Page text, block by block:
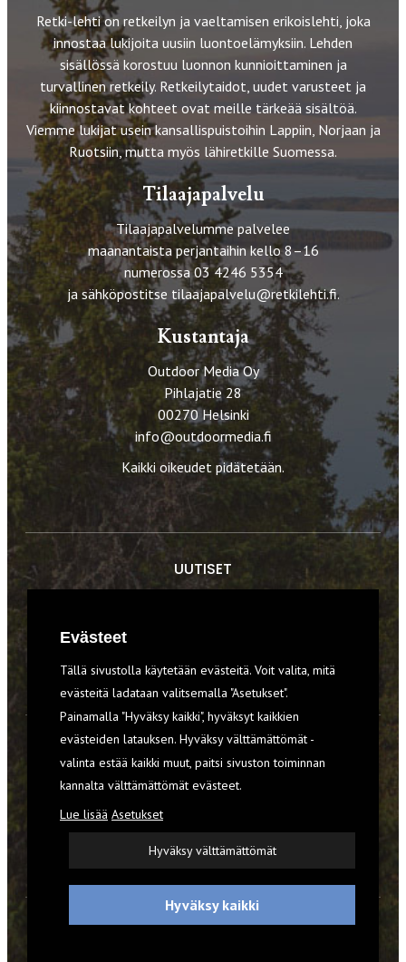
Retki-lehti on retkeilyn ja vaeltamisen erikoislehti, joka
innostaa lukijoita uusiin luontoelämyksiin. Lehden
sisällössä korostuu luonnon kunnioittaminen ja
turvallinen retkeily. Retkeilytaidot, uudet varusteet ja
kiinnostavat kohteet ovat meille tärkeää sisältöä.
Viemme lukijat usein kansallispuistoihin Lappiin, Norjaan ja
Ruotsiin, mutta myös lähiretkille Suomessa.
Tilaajapalvelu
Tilaajapalvelumme palvelee
maanantaista perjantaihin kello 8–16
numerossa 03 4246 5354
ja sähköpostitse tilaajapalvelu@retkilehti.fi.
Kustantaja
Outdoor Media Oy
Pihlajatie 28
00270 Helsinki
info@outdoormedia.fi
Kaikki oikeudet pidätetään.
UUTISET
VARUSTEET
TILAA RETKI-LEHTI
YHTEYSTIEDOT
REKISTERISELOSTE
EVÄSTEET
Evästeet
Tällä sivustolla käytetään evästeitä. Voit valita, mitä
evästeitä ladataan valitsemalla "Asetukset".
Painamalla "Hyväksy kaikki", hyväksyt kaikkien
evästeiden latauksen. Hyväksy välttämättömät -
valinta estää kaikki muut, paitsi sivuston toiminnan
kannalta välttämättömät evästeet.
Lue lisää Asetukset
Hyväksy välttämättömät
Hyväksy kaikki